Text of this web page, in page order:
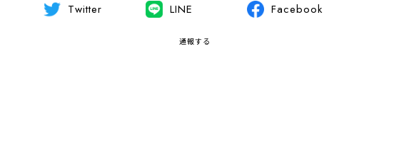
Twitter LINE Facebook
通報する